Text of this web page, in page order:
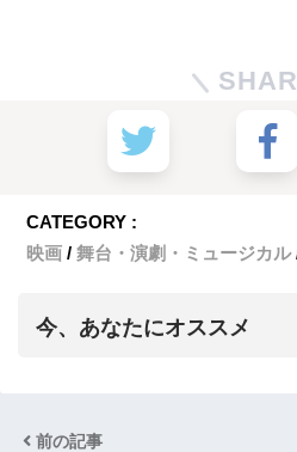
CATEGORY :
映画
舞台・演劇・ミュージカル
今、あなたにオススメ
前の記事